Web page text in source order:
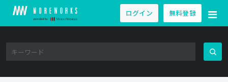
ログイン 無料登録